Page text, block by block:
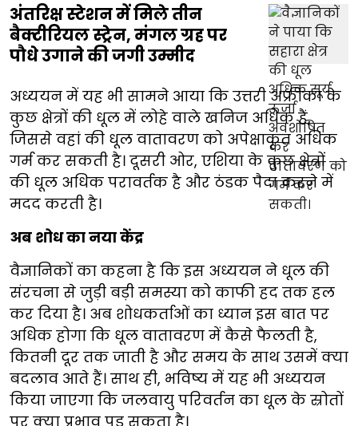
अंतरिक्ष स्टेशन में मिले तीन
बैक्टीरियल स्ट्रेन, मंगल ग्रह पर
पौधे उगाने की जगी उम्मीद
अध्ययन में यह भी सामने आया कि उत्तरी अफ्रीका के
कुछ क्षेत्रों की धूल में लोहे वाले खनिज अधिक हैं,
जिससे वहां की धूल वातावरण को अपेक्षाकृत अधिक
गर्म कर सकती है। दूसरी ओर, एशिया के कुछ क्षेत्रों
की धूल अधिक परावर्तक है और ठंडक पैदा करने में
मदद करती है।
अब शोध का नया केंद्र
वैज्ञानिकों का कहना है कि इस अध्ययन ने धूल की
संरचना से जुड़ी बड़ी समस्या को काफी हद तक हल
कर दिया है। अब शोधकर्ताओं का ध्यान इस बात पर
अधिक होगा कि धूल वातावरण में कैसे फैलती है,
कितनी दूर तक जाती है और समय के साथ उसमें क्या
बदलाव आते हैं। साथ ही, भविष्य में यह भी अध्ययन
किया जाएगा कि जलवायु परिवर्तन का धूल के स्रोतों
पर क्या प्रभाव पड़ सकता है।